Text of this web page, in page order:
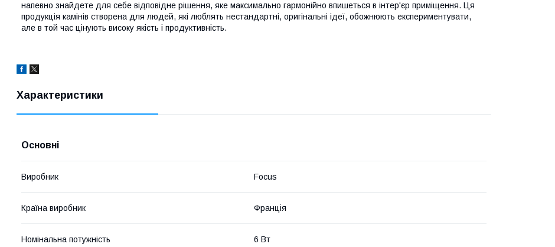
напевно знайдете для себе відповідне рішення, яке максимально гармонійно впишеться в інтер'єр приміщення. Ця
продукція камінів створена для людей, які люблять нестандартні, оригінальні ідеї, обожнюють експериментувати,
але в той час цінують високу якість і продуктивність.
Характеристики
Основні
Виробник Focus
Країна виробник Франція
Номінальна потужність 6 Вт